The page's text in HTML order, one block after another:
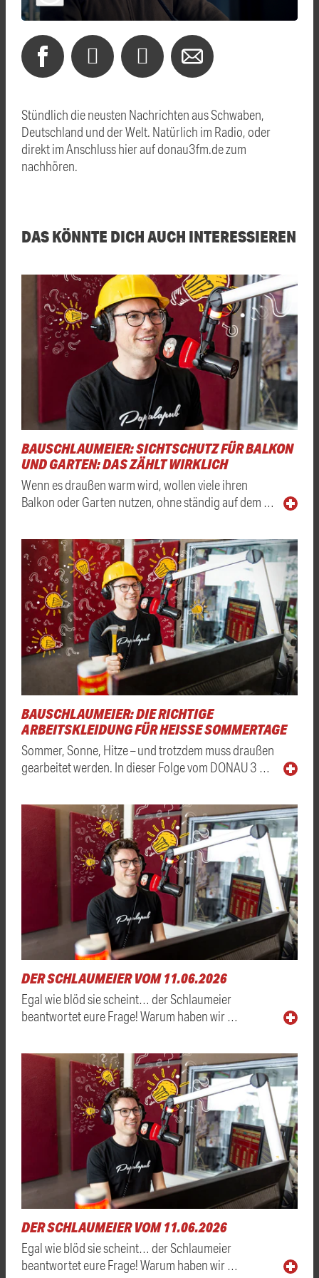
Stündlich die neusten Nachrichten aus Schwaben,
Deutschland und der Welt. Natürlich im Radio, oder
direkt im Anschluss hier auf donau3fm.de zum
nachhören.
DAS KÖNNTE DICH AUCH INTERESSIEREN
BAUSCHLAUMEIER: SICHTSCHUTZ FÜR BALKON
UND GARTEN: DAS ZÄHLT WIRKLICH
Wenn es draußen warm wird, wollen viele ihren
Balkon oder Garten nutzen, ohne ständig auf dem …
BAUSCHLAUMEIER: DIE RICHTIGE
ARBEITSKLEIDUNG FÜR HEISSE SOMMERTAGE
Sommer, Sonne, Hitze – und trotzdem muss draußen
gearbeitet werden. In dieser Folge vom DONAU 3 …
DER SCHLAUMEIER VOM 11.06.2026
Egal wie blöd sie scheint… der Schlaumeier
beantwortet eure Frage! Warum haben wir …
DER SCHLAUMEIER VOM 11.06.2026
Egal wie blöd sie scheint… der Schlaumeier
beantwortet eure Frage! Warum haben wir …